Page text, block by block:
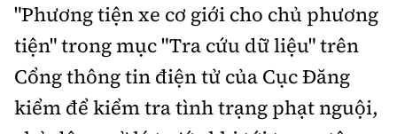
"Phương tiện xe cơ giới cho chủ phương
tiện" trong mục "Tra cứu dữ liệu" trên
Cổng thông tin điện tử của Cục Đăng
kiểm để kiểm tra tình trạng phạt nguội,